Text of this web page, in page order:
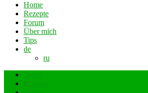
Home
Rezepte
Forum
Über mich
Tips
de
ru